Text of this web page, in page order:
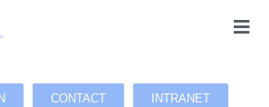
CONTACT INTRANET